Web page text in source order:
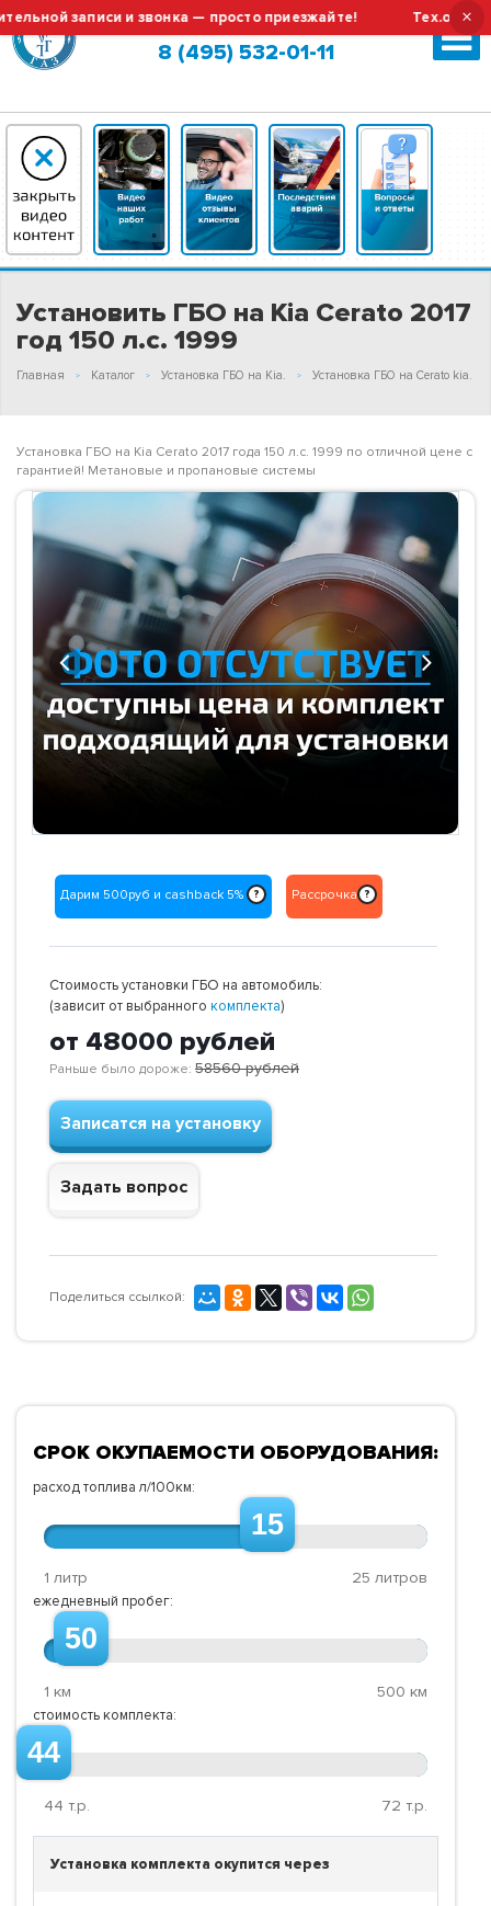
записи и звонка — просто приезжайте! ×
Москва (сменить город?)
8 (495) 532-01-11
Установить ГБО на Kia Cerato 2017
год 150 л.с. 1999
Главная Каталог Установка ГБО на Kia. Установка ГБО на Cerato kia.
Установка ГБО на Kia Cerato 2017 года 150 л.с. 1999 по отличной цене с
гарантией! Метановые и пропановые системы
Previous Next
Дарим 500руб и cashback 5% ? Рассрочка ?
Стоимость установки ГБО на автомобиль:
(зависит от выбранного комплекта)
от 48000 рублей
Раньше было дороже: 58560рублей
Записатся на установку
Задать вопрос
Поделиться ссылкой:
СРОК ОКУПАЕМОСТИ ОБОРУДОВАНИЯ:
расход топлива л/100км:
15
1 литр 25 литров
ежедневный пробег:
50
1 км 500 км
стоимость комплекта:
44
44 т.р. 72 т.р.
Установка комплекта окупится через